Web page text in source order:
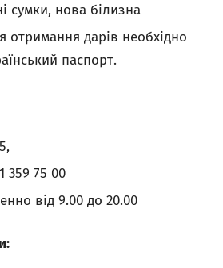
сумки, нова білизна
отримання дарів необхідно
паспорт.
359 75 00
від 9.00 до 20.00